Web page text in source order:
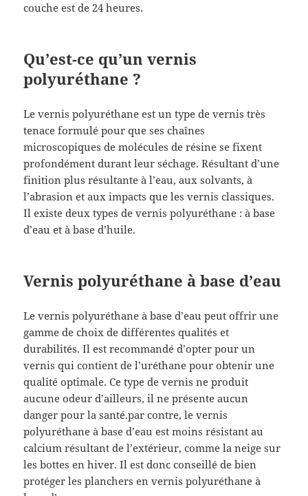
couche est de 24 heures.
Qu’est-ce qu’un vernis
polyuréthane ?
Le vernis polyuréthane est un type de vernis très
tenace formulé pour que ses chaînes
microscopiques de molécules de résine se fixent
profondément durant leur séchage. Résultant d’une
finition plus résultante à l’eau, aux solvants, à
l’abrasion et aux impacts que les vernis classiques.
Il existe deux types de vernis polyuréthane : à base
d’eau et à base d’huile.
Vernis polyuréthane à base d’eau
Le vernis polyuréthane à base d’eau peut offrir une
gamme de choix de différentes qualités et
durabilités. Il est recommandé d’opter pour un
vernis qui contient de l’uréthane pour obtenir une
qualité optimale. Ce type de vernis ne produit
aucune odeur d’ailleurs, il ne présente aucun
danger pour la santé.par contre, le vernis
polyuréthane à base d’eau est moins résistant au
calcium résultant de l’extérieur, comme la neige sur
les bottes en hiver. Il est donc conseillé de bien
protéger les planchers en vernis polyuréthane à